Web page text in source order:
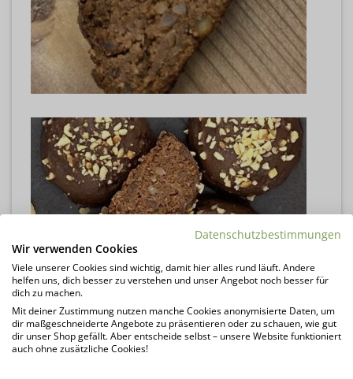
Datenschutzbestimmungen
Wir verwenden Cookies
Viele unserer Cookies sind wichtig, damit hier alles rund läuft. Andere
helfen uns, dich besser zu verstehen und unser Angebot noch besser für
dich zu machen.
Mit deiner Zustimmung nutzen manche Cookies anonymisierte Daten, um
dir maßgeschneiderte Angebote zu präsentieren oder zu schauen, wie gut
dir unser Shop gefällt. Aber entscheide selbst – unsere Website funktioniert
auch ohne zusätzliche Cookies!